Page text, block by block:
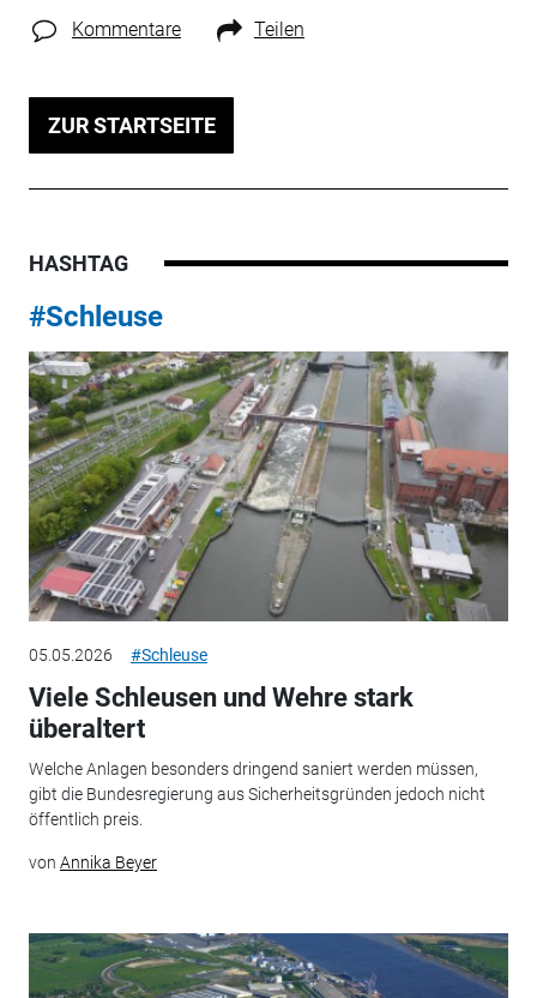
Kommentare Teilen
ZUR STARTSEITE
HASHTAG
#Schleuse
05.05.2026 #Schleuse
Viele Schleusen und Wehre stark
überaltert
Welche Anlagen besonders dringend saniert werden müssen,
gibt die Bundesregierung aus Sicherheitsgründen jedoch nicht
öffentlich preis.
von Annika Beyer